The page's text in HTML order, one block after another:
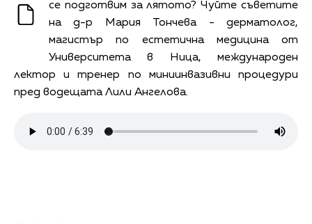
се подготвим за лятото? Чуйте съветите
над-р Мария Тончева - дерматолог,
магистър по естетична медицина от
Университета в Ница, международен
лектор и тренер по миниинвазивни процедури
пред водещата Лили Ангелова.